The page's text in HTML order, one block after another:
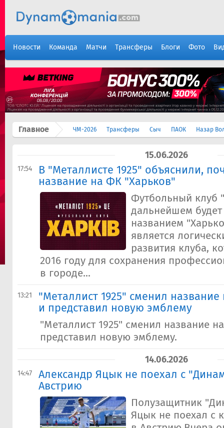
Новости Команда Матчи Трансферы Блоги Фото
Главное ЧМ-2026 Трансферы Сыч ПАОК Назар
15.06.2026
17:54
В "Металлисте 1925" объяснили,
название на ФК "Харьков"
Футбольный клуб
дальнейшем
названием
является
развития клуба,
2016 году для сохранения
в городе...
13:21
"Металлист 1925" сменил
и представил новую эмблему
"Металлист 1925" сменил название
представил новую эмблему.
14.06.2026
14:47
Александр Яцык не поехал с
Австрию
Полузащитник
Яцык не поехал с